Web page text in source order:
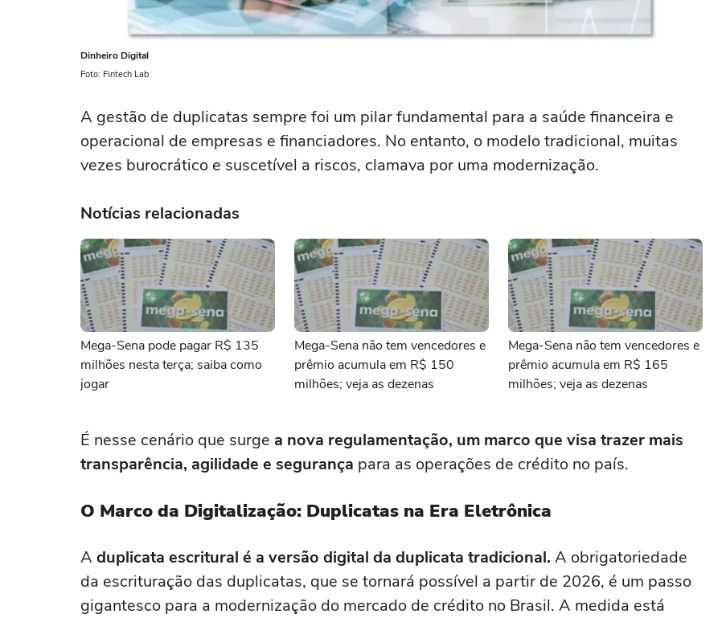
Dinheiro Digital
Foto: Fintech Lab
A gestão de duplicatas sempre foi um pilar fundamental para a saúde financeira e
operacional de empresas e financiadores. No entanto, o modelo tradicional, muitas
vezes burocrático e suscetível a riscos, clamava por uma modernização.
Notícias relacionadas
Mega-Sena pode pagar R$ 135
milhões nesta terça; saiba como
jogar
Mega-Sena não tem vencedores e
prêmio acumula em R$ 150
milhões; veja as dezenas
Mega-Sena não tem vencedores e
prêmio acumula em R$ 165
milhões; veja as dezenas
É nesse cenário que surge a nova regulamentação, um marco que visa trazer mais
transparência, agilidade e segurança para as operações de crédito no país.
O Marco da Digitalização: Duplicatas na Era Eletrônica
A duplicata escritural é a versão digital da duplicata tradicional. A obrigatoriedade
da escrituração das duplicatas, que se tornará possível a partir de 2026, é um passo
gigantesco para a modernização do mercado de crédito no Brasil. A medida está